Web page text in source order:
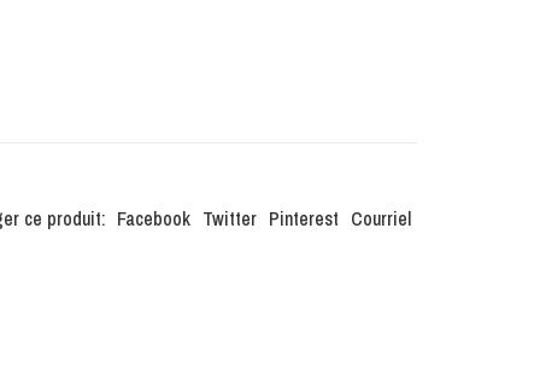
ce produit: Facebook Twitter Pinterest Courriel